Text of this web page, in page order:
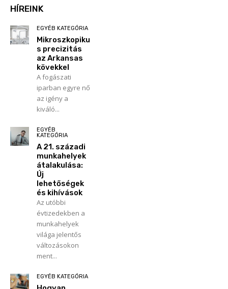
HÍREINK
EGYÉB KATEGÓRIA
Mikroszkopiku
s precizitás
az Arkansas
kövekkel
A fogászati
iparban egyre nő
az igény a
kiváló...
EGYÉB
KATEGÓRIA
A 21. századi
munkahelyek
átalakulása:
Új
lehetőségek
és kihívások
Az utóbbi
évtizedekben a
munkahelyek
világa jelentős
változásokon
ment...
EGYÉB KATEGÓRIA